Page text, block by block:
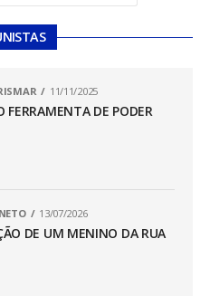
11/11/2025
FERRAMENTA DE PODER
13/07/2026
DE UM MENINO DA RUA